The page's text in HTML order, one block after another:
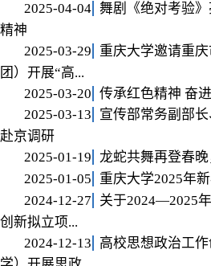
2025-04-04 舞剧《绝对考验
精神
2025-03-29
重庆大学邀请重
团）开展“高...
2025-03-20
传承红色精神 奋
2025-03-13
宣传部常务副部
赴京调研
2025-01-19
龙蛇共舞再登春
2025-01-05
重庆大学2025年
2024-12-27
关于2024—2025
创新拟立项...
2024-12-13
高校思想政治工